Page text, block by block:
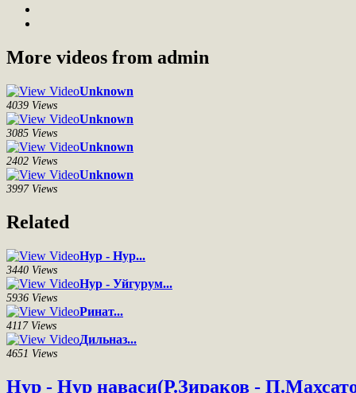
More videos from admin
Unknown
4039 Views
Unknown
3085 Views
Unknown
2402 Views
Unknown
3997 Views
Related
Нур - Нур...
3440 Views
Нур - Уйгурум...
5936 Views
Ринат...
4117 Views
Дильназ...
4651 Views
Нур - Нур наваси(Р.Зираков -